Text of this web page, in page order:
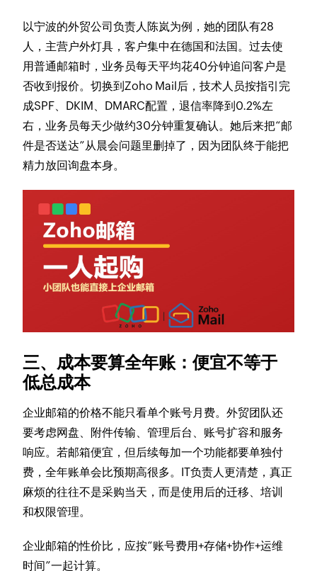
以宁波的外贸公司负责人陈岚为例，她的团队有28
人，主营户外灯具，客户集中在德国和法国。过去使
用普通邮箱时，业务员每天平均花40分钟追问客户是
否收到报价。切换到Zoho Mail后，技术人员按指引完
成SPF、DKIM、DMARC配置，退信率降到0.2%左
右，业务员每天少做约30分钟重复确认。她后来把“邮
件是否送达”从晨会问题里删掉了，因为团队终于能把
精力放回询盘本身。
三、成本要算全年账：便宜不等于
低总成本
企业邮箱的价格不能只看单个账号月费。外贸团队还
要考虑网盘、附件传输、管理后台、账号扩容和服务
响应。若邮箱便宜，但后续每加一个功能都要单独付
费，全年账单会比预期高很多。IT负责人更清楚，真正
麻烦的往往不是采购当天，而是使用后的迁移、培训
和权限管理。
企业邮箱的性价比，应按“账号费用+存储+协作+运维
时间”一起计算。